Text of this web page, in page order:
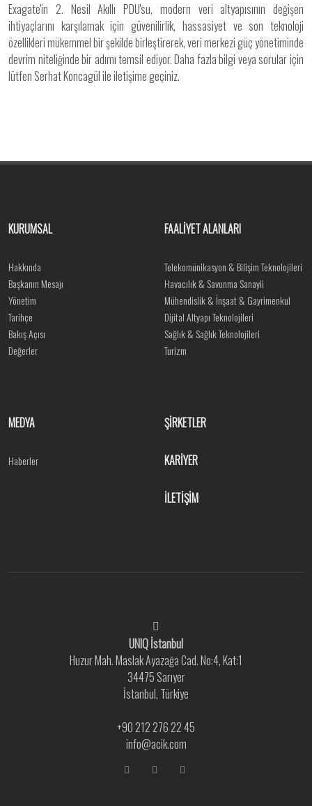
Exagate'in 2. Nesil Akıllı PDU'su, modern veri altyapısının değişen
ihtiyaçlarını karşılamak için güvenilirlik, hassasiyet ve son teknoloji
özellikleri mükemmel bir şekilde birleştirerek, veri merkezi güç yönetiminde
devrim niteliğinde bir adımı temsil ediyor. Daha fazla bilgi veya sorular için
lütfen Serhat Koncagül ile iletişime geçiniz.
KURUMSAL
Hakkında
Başkanın Mesajı
Yönetim
Tarihçe
Bakış Açısı
Değerler
FAALİYET ALANLARI
Telekomünikasyon & Bilişim Teknolojileri
Havacılık & Savunma Sanayii
Mühendislik & İnşaat & Gayrimenkul
Dijital Altyapı Teknolojileri
Sağlık & Sağlık Teknolojileri
Turizm
MEDYA
Haberler
ŞİRKETLER
KARİYER
İLETİŞİM
UNIQ İstanbul
Huzur Mah. Maslak Ayazağa Cad. No:4, Kat:1
34475 Sarıyer
İstanbul, Türkiye
+90 212 276 22 45
info@acik.com